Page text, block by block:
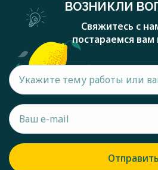
ВОЗНИКЛИ
Свяжитесь с
постараемся вам
Отправить